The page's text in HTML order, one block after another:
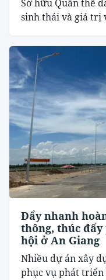
Sở hữu Quần thể
sinh thái và giá trị
Đẩy nhanh
thông, thúc
hội ở An Giang
Nhiều dự án xây
phục vụ phát triển